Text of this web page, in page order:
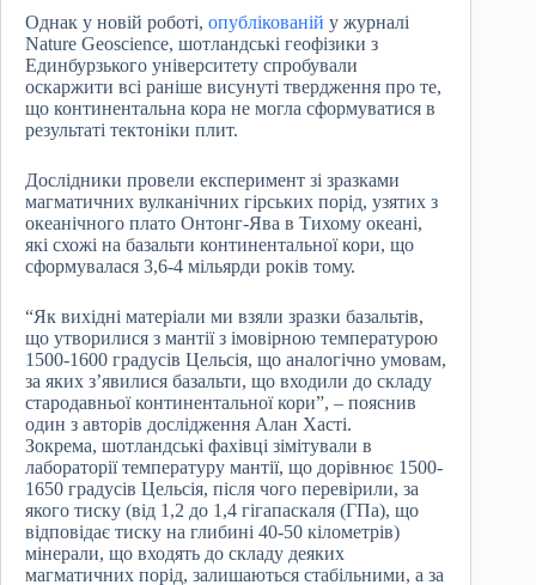
Однак у новій роботі, опублікованій у журналі
Nature Geoscience, шотландські геофізики з
Единбурзького університету спробували
оскаржити всі раніше висунуті твердження про те,
що континентальна кора не могла сформуватися в
результаті тектоніки плит.
Дослідники провели експеримент зі зразками
магматичних вулканічних гірських порід, узятих з
океанічного плато Онтонг-Ява в Тихому океані,
які схожі на базальти континентальної кори, що
сформувалася 3,6-4 мільярди років тому.
“Як вихідні матеріали ми взяли зразки базальтів,
що утворилися з мантії з імовірною температурою
1500-1600 градусів Цельсія, що аналогічно умовам,
за яких з’явилися базальти, що входили до складу
стародавньої континентальної кори”, – пояснив
один з авторів дослідження Алан Хасті.
Зокрема, шотландські фахівці зімітували в
лабораторії температуру мантії, що дорівнює 1500-
1650 градусів Цельсія, після чого перевірили, за
якого тиску (від 1,2 до 1,4 гігапаскаля (ГПа), що
відповідає тиску на глибині 40-50 кілометрів)
мінерали, що входять до складу деяких
магматичних порід, залишаються стабільними, а за